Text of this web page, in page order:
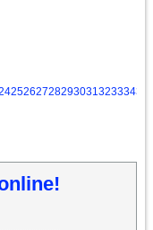
25262728293031 32333435